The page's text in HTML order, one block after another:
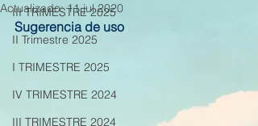
III TRIMESTRE 2025
II Trimestre 2025
I TRIMESTRE 2025
IV TRIMESTRE 2024
III TRIMESTRE 2024
Actualizado:11 jul 2020
Sugerencia de uso